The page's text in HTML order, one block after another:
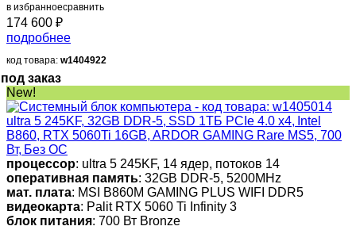
в избранноесравнить
174 600 ₽
подробнее
код товара: w1404922
под заказ
New!
ultra 5 245KF, 32GB DDR-5, SSD 1ТБ PCIe 4.0 x4, Intel
B860, RTX 5060Ti 16GB, ARDOR GAMING Rare MS5, 700
Вт, Без ОС
процессор: ultra 5 245KF, 14 ядер, потоков 14
оперативная память: 32GB DDR-5, 5200MHz
мат. плата: MSI B860M GAMING PLUS WIFI DDR5
видеокарта: Palit RTX 5060 Ti Infinity 3
блок питания: 700 Вт Bronze